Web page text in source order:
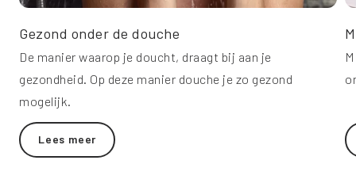
Gezond onder de douche
De manier waarop je doucht, draagt bij aan je
gezondheid. Op deze manier douche je zo gezond
mogelijk.
Lees meer